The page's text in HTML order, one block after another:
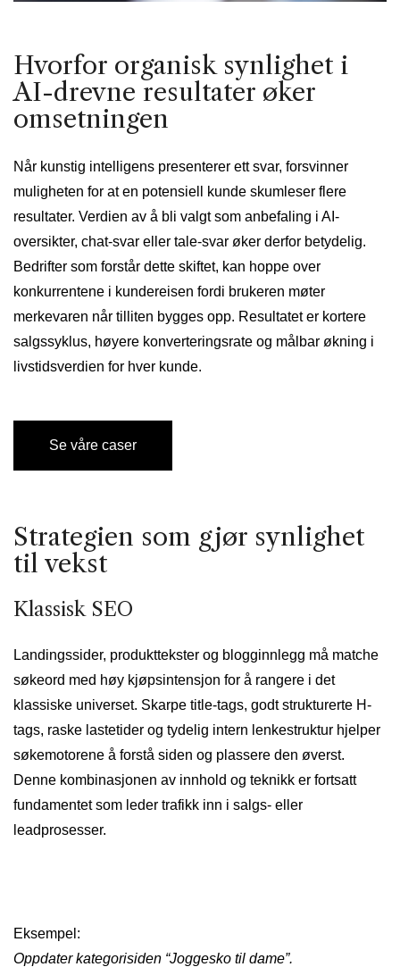
Hvorfor organisk synlighet i
AI-drevne resultater øker
omsetningen
Når kunstig intelligens presenterer ett svar, forsvinner
muligheten for at en potensiell kunde skumleser flere
resultater. Verdien av å bli valgt som anbefaling i AI-
oversikter, chat-svar eller tale-svar øker derfor betydelig.
Bedrifter som forstår dette skiftet, kan hoppe over
konkurrentene i kundereisen fordi brukeren møter
merkevaren når tilliten bygges opp. Resultatet er kortere
salgssyklus, høyere konverteringsrate og målbar økning i
livstidsverdien for hver kunde.
Se våre caser
Strategien som gjør synlighet
til vekst
Klassisk SEO
Landingssider, produkttekster og blogginnlegg må matche
søkeord med høy kjøpsintensjon for å rangere i det
klassiske universet. Skarpe title-tags, godt strukturerte H-
tags, raske lastetider og tydelig intern lenkestruktur hjelper
søkemotorene å forstå siden og plassere den øverst.
Denne kombinasjonen av innhold og teknikk er fortsatt
fundamentet som leder trafikk inn i salgs- eller
leadprosesser.
Eksempel:
Oppdater kategorisiden “Joggesko til dame”.